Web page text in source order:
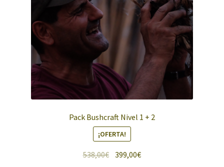
Pack Bushcraft Nivel 1 + 2
¡OFERTA!
538,00€ El399,00€El